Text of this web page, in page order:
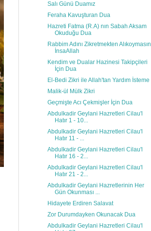
Salı Günü Duamız
Feraha Kavuşturan Dua
Hazreti Fatma (R.A) nın Sabah Aksam
Okuduğu Dua
Rabbim Adını Zikretmekten Alıkoymasın
İnsaAllah
Kendim ve Dualar Hazinesi Takipçileri
İçin Dua
El-Bedi Zikri ile Allah'tan Yardım İsteme
Malik-ül Mülk Zikri
Geçmişte Acı Çekmişler İçin Dua
Abdulkadir Geylani Hazretleri Cilau'l
Hatır 1 - 10...
Abdulkadir Geylani Hazretleri Cilau'l
Hatır 11 - ...
Abdulkadir Geylani Hazretleri Cilau'l
Hatır 16 - 2...
Abdulkadir Geylani Hazretleri Cilau'l
Hatır 21 - 2...
Abdulkadir Geylani Hazretlerinin Her
Gün Okunması ...
Hidayete Erdiren Salavat
Zor Durumdayken Okunacak Dua
Abdulkadir Geylani Hazretleri Cilau'l